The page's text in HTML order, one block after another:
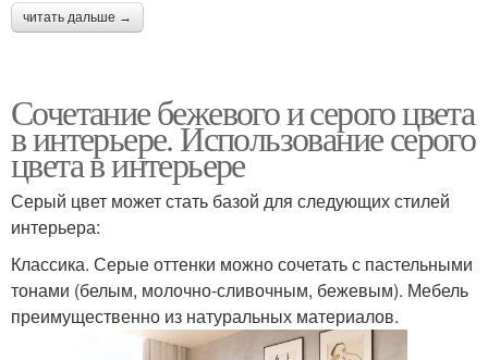
читать дальше →
Сочетание бежевого и серого цвета
в интерьере. Использование серого
цвета в интерьере
Серый цвет может стать базой для следующих стилей
интерьера:
Классика. Серые оттенки можно сочетать с пастельными
тонами (белым, молочно-сливочным, бежевым). Мебель
преимущественно из натуральных материалов.